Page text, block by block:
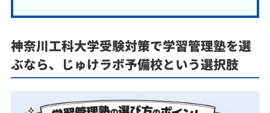
神奈川工科大学受験対策で学習管理塾を選
ぶなら、じゅけラボ予備校という選択肢